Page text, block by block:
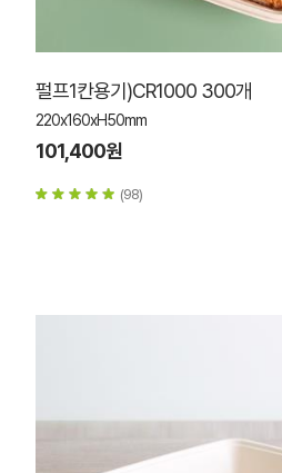
펄프1칸용기)CR1000 300개
220x160xH50mm
101,400원
(98)